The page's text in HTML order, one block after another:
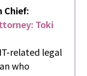
Chief:
Toki
related legal
who